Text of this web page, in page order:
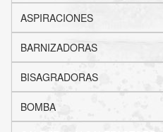
ASPIRACIONES
BARNIZADORAS
BISAGRADORAS
BOMBA